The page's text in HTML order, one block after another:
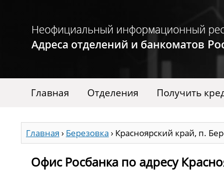
Главная Отделения Получить
Главная › Березовка › Красноярский край, п.
Офис Росбанка по адресу